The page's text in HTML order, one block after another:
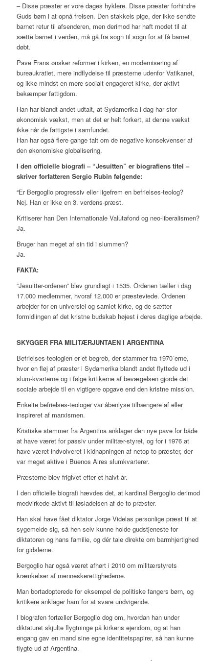
– Disse præster er vore dages hyklere. Disse præster forhindre
Guds børn i at opnå frelsen. Den stakkels pige, der ikke sendte
barnet retur til afsenderen, men derimod har haft modet til at
sætte barnet i verden, må gå fra sogn til sogn for at få barnet
døbt.
Pave Frans ønsker reformer i kirken, en modernisering af
bureaukratiet, mere indflydelse til præsterne udenfor Vatikanet,
og ikke mindst en mere socialt engageret kirke, der aktivt
bekæmper fattigdom.
Han har blandt andet udtalt, at Sydamerika i dag har stor
økonomisk vækst, men at det er helt forkert, at denne vækst
ikke når de fattigste i samfundet.
Han har også flere gange talt om de negative konsekvenser af
den økonomiske globalisering.
I den officielle biografi – “Jesuitten” er biografiens titel –
skriver forfatteren Sergio Rubin følgende:
“Er Bergoglio progressiv eller ligefrem en befrielses-teolog?
Nej. Han er ikke en 3. verdens-præst.
Kritiserer han Den Internationale Valutafond og neo-liberalismen?
Ja.
Bruger han meget af sin tid i slummen?
Ja.
FAKTA:
“Jesuitter-ordenen” blev grundlagt i 1535. Ordenen tæller i dag
17.000 medlemmer, hvoraf 12.000 er præsteviede. Ordenen
arbejder for en universiel og samlet kirke, og de sætter
formidlingen af det kristne budskab højest i deres daglige arbejde.
SKYGGER FRA MILITÆRJUNTAEN I ARGENTINA
Befrielses-teologien er et begreb, der stammer fra 1970´erne,
hvor en fløj af præster i Sydamerika blandt andet flyttede ud i
slum-kvarterne og i følge kritikerne af bevægelsen gjorde det
sociale arbejde til en vigtigere opgave end den kristne mission.
Enkelte befrielses-teologer var åbenlyse tilhængere af eller
inspireret af marxismen.
Kristiske stemmer fra Argentina anklager den nye pave for både
at have været for passiv under militær-styret, og for i 1976 at
have været indvolveret i kidnapningen af netop to præster, der
var meget aktive i Buenos Aires slumkvarterer.
Præsterne blev frigivet efter et halvt år.
I den officielle biografi hævdes det, at kardinal Bergoglio derimod
medvirkede aktivt til løsladelsen af de to præster.
Han skal have fået diktator Jorge Videlas personlige præst til at
sygemelde sig, så hen selv kunne holde gudstjeneste for
diktatoren og hans familie, og dér tale direkte om barmhjertighed
for gidslerne.
Bergoglio har også været afhørt i 2010 om militærstyrets
krænkelser af menneskerettighederne.
Man bortadopterede for eksempel de politiske fangers børn, og
kritikere anklager ham for at svare undvigende.
I biografen fortæller Bergoglio dog om, hvordan han under
diktaturet skjulte flygtninge på kirkens ejendom, og at han
engang gav en mand sine egne identitetspapirer, så han kunne
flygte ud af Argentina.